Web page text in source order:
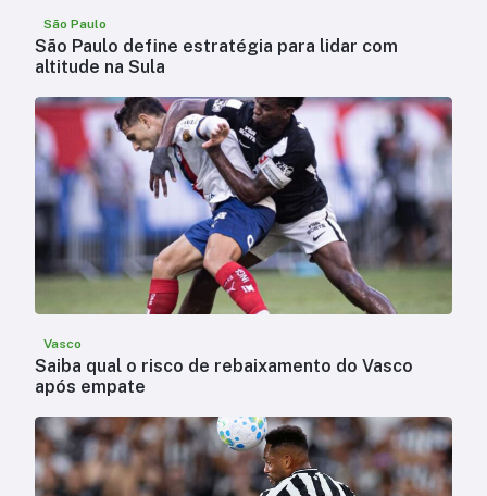
São Paulo
São Paulo define estratégia para lidar com
altitude na Sula
Vasco
Saiba qual o risco de rebaixamento do Vasco
após empate